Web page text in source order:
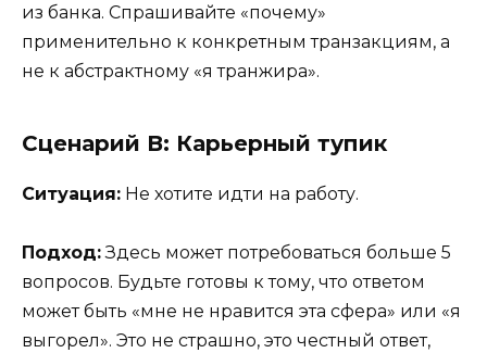
из банка. Спрашивайте «почему»
применительно к конкретным транзакциям, а
не к абстрактному «я транжира».
Сценарий В: Карьерный тупик
Ситуация: Не хотите идти на работу.
Подход:Здесь может потребоваться больше 5
вопросов. Будьте готовы к тому, что ответом
может быть «мне не нравится эта сфера» или «я
выгорел». Это не страшно, это честный ответ,